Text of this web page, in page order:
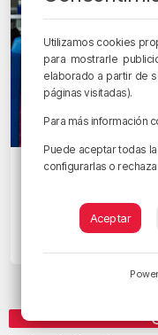
OYE CÓMO VA
tomando forma
Utilizamos cookies
para mostrarle
elaborado a partir de
páginas visitadas).
Para más información
Puede aceptar todas
configurarlas o
Aceptar